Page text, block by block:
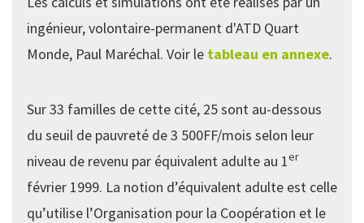
ingénieur, volontaire-permanent d'ATD Quart
Monde, Paul Maréchal. Voir le tableau en annexe.
Sur 33 familles de cette cité, 25 sont au-dessous
du seuil de pauvreté de 3 500FF/mois selon leur
niveau de revenu par équivalent adulte au 1er
février 1999. La notion d’équivalent adulte est celle
qu’utilise l’Organisation pour la Coopération et le